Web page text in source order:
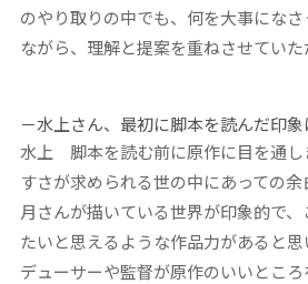
のやり取りの中でも、何を大事にな
ながら、理解と提案を重ねさせていた
－水上さん、最初に脚本を読んだ印象
水上 脚本を読む前に原作に目を通し
すさが求められる世の中にあっての
月さんが描いている世界が印象的で
たいと思えるような作品力があると
デューサーや監督が原作のいいとこ